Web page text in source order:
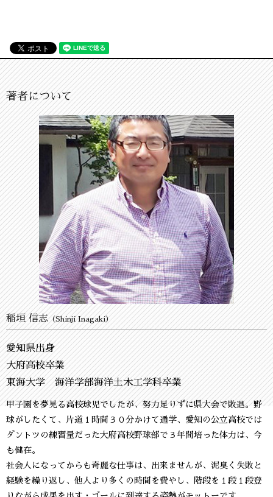
著者について
稲垣 信志（Shinji Inagaki）
愛知県出身
大府高校卒業
東海大学 海洋学部海洋土木工学科卒業
甲子園を夢見る高校球児でしたが、努力足りずに県大会で敗退。野
球がしたくて、片道１時間３０分かけて通学、愛知の公立高校では
ダントツの練習量だった大府高校野球部で３年間培った体力は、今
も健在。
社会人になってからも奇麗な仕事は、出来ませんが、泥臭く失敗と
経験を繰り返し、他人より多くの時間を費やし、階段を１段１段登